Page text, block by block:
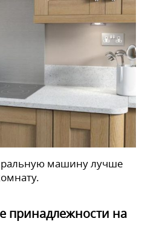
машину лучше
принадлежности на